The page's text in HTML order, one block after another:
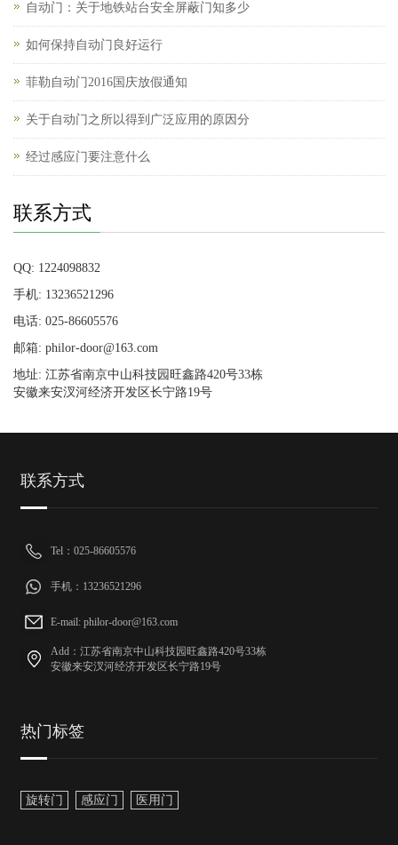
自动门：关于地铁站台安全屏蔽门知多少
如何保持自动门良好运行
菲勒自动门2016国庆放假通知
关于自动门之所以得到广泛应用的原因分
经过感应门要注意什么
联系方式
QQ: 1224098832
手机: 13236521296
电话: 025-86605576
邮箱: philor-door@163.com
地址: 江苏省南京中山科技园旺鑫路420号33栋
安徽来安汊河经济开发区长宁路19号
联系方式
Tel：025-86605576
手机：13236521296
E-mail: philor-door@163.com
Add：江苏省南京中山科技园旺鑫路420号33栋
安徽来安汊河经济开发区长宁路19号
热门标签
旋转门 感应门 医用门